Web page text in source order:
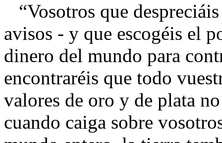
“Vosotros que
avisos - y que escogéis el
dinero del mundo para
encontraréis que todo
valores de oro y de plata
cuando caiga sobre